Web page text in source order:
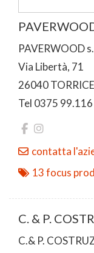
PAVERWOOD
Via Libertà, 71
26040
Tel 0375 99.116
contatta
13 focus
C. & P.
C.& P.